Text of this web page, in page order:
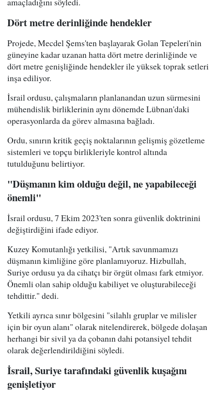
Dört metre derinliğinde hendekler
Projede, Mecdel Şems'ten başlayarak Golan Tepeleri'nin
güneyine kadar uzanan hatta dört metre derinliğinde ve
dört metre genişliğinde hendekler ile yüksek toprak setleri
inşa ediliyor.
İsrail ordusu, çalışmaların planlanandan uzun sürmesini
mühendislik birliklerinin aynı dönemde Lübnan'daki
operasyonlarda da görev almasına bağladı.
Ordu, sınırın kritik geçiş noktalarının gelişmiş gözetleme
sistemleri ve topçu birlikleriyle kontrol altında
tutulduğunu belirtiyor.
"Düşmanın kim olduğu değil, ne yapabileceği
önemli"
İsrail ordusu, 7 Ekim 2023'ten sonra güvenlik doktrinini
değiştirdiğini ifade ediyor.
Kuzey Komutanlığı yetkilisi, "Artık savunmamızı
düşmanın kimliğine göre planlamıyoruz. Hizbullah,
Suriye ordusu ya da cihatçı bir örgüt olması fark etmiyor.
Önemli olan sahip olduğu kabiliyet ve oluşturabileceği
tehdittir." dedi.
Yetkili ayrıca sınır bölgesini "silahlı gruplar ve milisler
için bir oyun alanı" olarak nitelendirerek, bölgede dolaşan
herhangi bir sivil ya da çobanın dahi potansiyel tehdit
olarak değerlendirildiğini söyledi.
İsrail, Suriye tarafındaki güvenlik kuşağını
genişletiyor